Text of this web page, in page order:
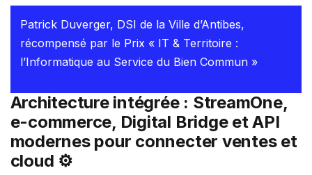
Patrick Duverger, DSI de la Ville d’Antibes,
récompensé par le Prix « IT & Territoire :
l’Informatique au Service du Bien Commun »
Architecture intégrée : StreamOne,
e-commerce, Digital Bridge et API
modernes pour connecter ventes et
cloud ⚙️